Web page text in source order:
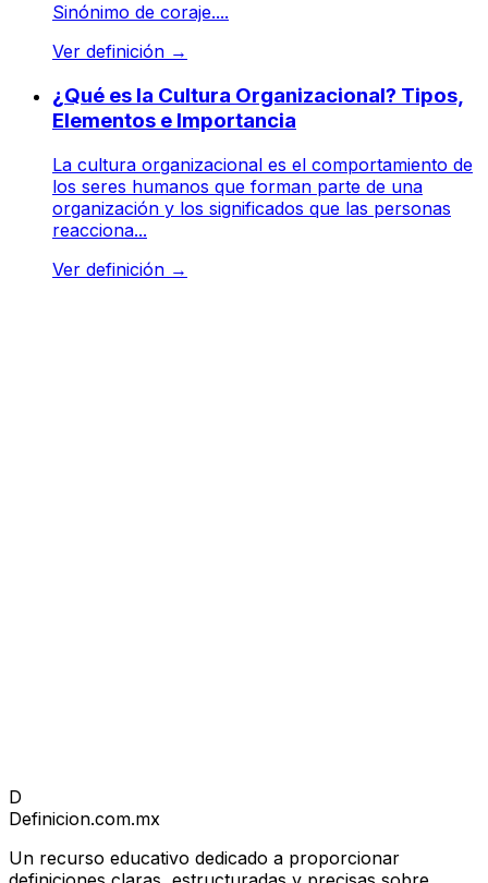
Sinónimo de coraje....
Ver definición →
¿Qué es la Cultura Organizacional? Tipos,
Elementos e Importancia
La cultura organizacional es el comportamiento de
los seres humanos que forman parte de una
organización y los significados que las personas
reacciona...
Ver definición →
D
Definicion.com.mx
Un recurso educativo dedicado a proporcionar